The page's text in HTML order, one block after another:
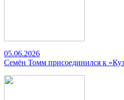
05.06.2026
Семён Томм присоединился к